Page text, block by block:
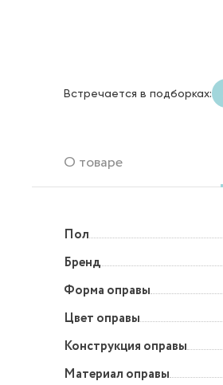
Встречается в подборках:
О товаре
Пол
Бренд
Форма оправы
Цвет оправы
Конструкция оправы
Материал оправы